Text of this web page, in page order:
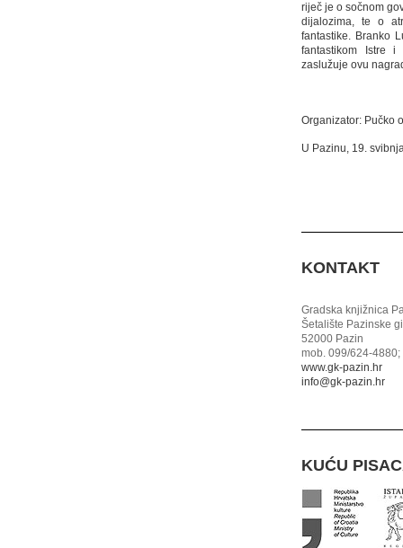
riječ je o sočnom
dijalozima, te o
fantastike. Branko
fantastikom Istre i
zaslužuje ovu
Organizator: Pučko
U Pazinu, 19.
KONTAKT
Gradska knjižnica
Šetalište Pazinske
52000 Pazin
mob. 099/624-
www.gk-pazin.hr
info@gk-pazin.hr
KUĆU